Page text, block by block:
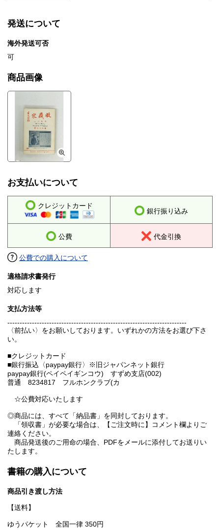
発送について
海外発送可否
可
商品画像
お支払いについて
クレジットカード
銀行振り込み
公費 代金引換
公費での購入について
適格請求書発行
対応します
支払方法等
-------------------------------------------------------------------------
〈前払い〉をお願いしております。いずれかの方法をお選び下さ
い。
■クレジットカード
■銀行振込〈paypay銀行〉※旧ジャパンネット銀行
paypay銀行(ペイペイギンコウ) すずめ支店(002)
普通 8234817 フルホンクラブ(カ
☆公費対応いたします
◎商品には、すべて「納品書」を同封しております。
「領収書」が必要な場合は、【ご注文時に】コメント欄よりご
連絡ください。
商品発送後のご用命の場合、PDFをメールに添付してお送りい
たします。
書籍の購入について
商品引き渡し方法
【送料】
ゆうパケット 全国一律 350円